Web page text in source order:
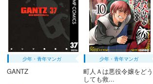
少年・青年マンガ
GANTZ
少年・青年マンガ
町人Ａは悪役令嬢をどう
しても救...